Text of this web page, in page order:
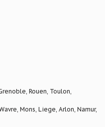
Rouen, Toulon,
Mons, Liege, Arlon, Namur,